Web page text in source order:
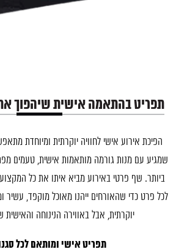
תפריט בהתאמה אישית שיהפוך את
הפיכת אירוע אישי לחוויה יוקרתית ומיוחדת
שמגיע עם מנות גורמה מותאמות אישית, טעמים
ביותר. שף פרטי באירוע מביא איתו את כל
לכל פרט כדי שהאורחים ייהנו מאוכל מוקפד,
יוקרתית, אבל באווירה הנינוחה
תפריט אישי ומותאם לכל